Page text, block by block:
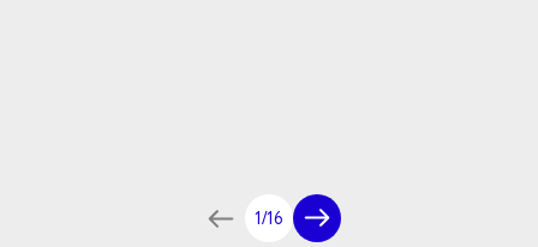
1/16